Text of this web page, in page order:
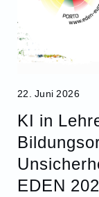
22. Juni 2026
KI in
EDEN